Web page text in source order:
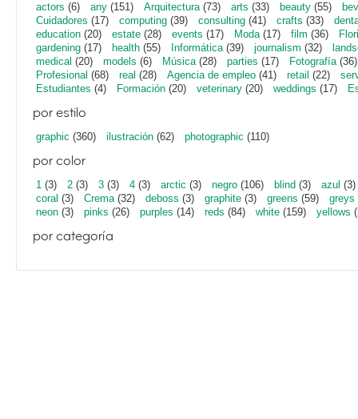
actors (6) any (151) Arquitectura(73) arts (33) beauty (55)
Cuidadores (17) computing (39) consulting (41) crafts (33)
education (20) estate (28) events (17) Moda(17) film (36)
gardening (17) health (55) Informática(39) journalism (32)
medical (20) models (6) Música(28) parties (17) Fotografía(36)
Profesional (68) real (28) Agencia de empleo (41) retail (22)
Estudiantes (4) Formación (20) veterinary (20) weddings (17)
por estilo
graphic (360) ilustración (62) photographic (110)
por color
1 (3) 2 (3) 3 (3) 4 (3) arctic (3) negro (106) blind (3) azul (3)
coral (3) Crema(32) deboss (3) graphite (3) greens (59) greys
neon (3) pinks (26) purples (14) reds (84) white (159) yellows
por categoría